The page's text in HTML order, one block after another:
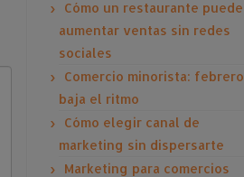
Cómo un restaurante puede
aumentar ventas sin redes
sociales
Comercio minorista: febrero
baja el ritmo
Cómo elegir canal de
marketing sin dispersarte
Marketing para comercios